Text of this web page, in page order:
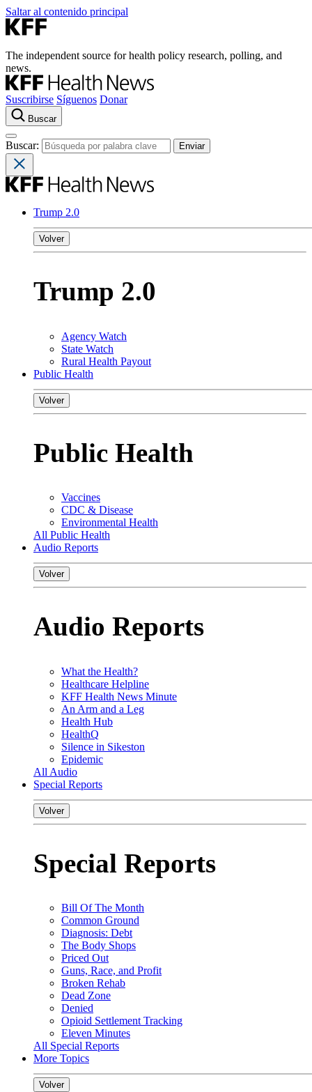
Saltar al contenido principal
The independent source for health policy research, polling, and
news.
Suscribirse Síguenos Donar
Buscar
Buscar:
Trump 2.0
Volver
Trump 2.0
Agency Watch
State Watch
Rural Health Payout
Public Health
Volver
Public Health
Vaccines
CDC & Disease
Environmental Health
All Public Health
Audio Reports
Volver
Audio Reports
What the Health?
Healthcare Helpline
KFF Health News Minute
An Arm and a Leg
Health Hub
HealthQ
Silence in Sikeston
Epidemic
All Audio
Special Reports
Volver
Special Reports
Bill Of The Month
Common Ground
Diagnosis: Debt
The Body Shops
Priced Out
Guns, Race, and Profit
Broken Rehab
Dead Zone
Denied
Opioid Settlement Tracking
Eleven Minutes
All Special Reports
More Topics
Volver